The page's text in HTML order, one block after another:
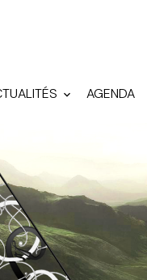
AGENDA